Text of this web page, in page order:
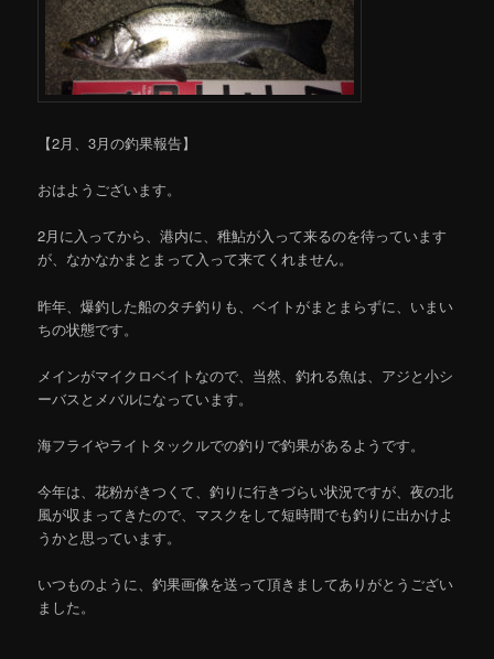
【2月、3月の釣果報告】
おはようございます。
2月に入ってから、港内に、稚鮎が入って来るのを待っています
が、なかなかまとまって入って来てくれません。
昨年、爆釣した船のタチ釣りも、ベイトがまとまらずに、いまい
ちの状態です。
メインがマイクロベイトなので、当然、釣れる魚は、アジと小シ
ーバスとメバルになっています。
海フライやライトタックルでの釣りで釣果があるようです。
今年は、花粉がきつくて、釣りに行きづらい状況ですが、夜の北
風が収まってきたので、マスクをして短時間でも釣りに出かけよ
うかと思っています。
いつものように、釣果画像を送って頂きましてありがとうござい
ました。